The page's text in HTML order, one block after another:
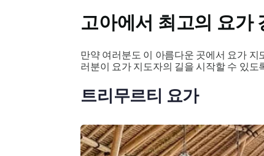
고아에서 최고의 요가
만약 여러분도 이 아름다운 곳에서 요가
러분이 요가 지도자의 길을 시작할 수 있
트리무르티 요가